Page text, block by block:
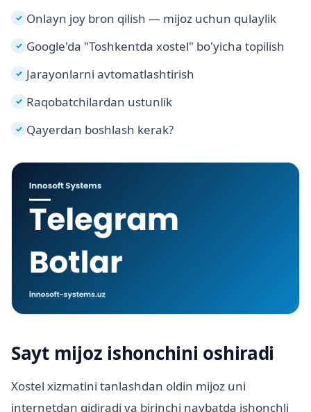
✓ Onlayn joy bron qilish — mijoz uchun qulaylik
✓ Google'da "Toshkentda xostel" bo'yicha topilish
✓ Jarayonlarni avtomatlashtirish
✓ Raqobatchilardan ustunlik
✓ Qayerdan boshlash kerak?
Sayt mijoz ishonchini oshiradi
Xostel xizmatini tanlashdan oldin mijoz uni
internetdan qidiradi va birinchi navbatda ishonchli